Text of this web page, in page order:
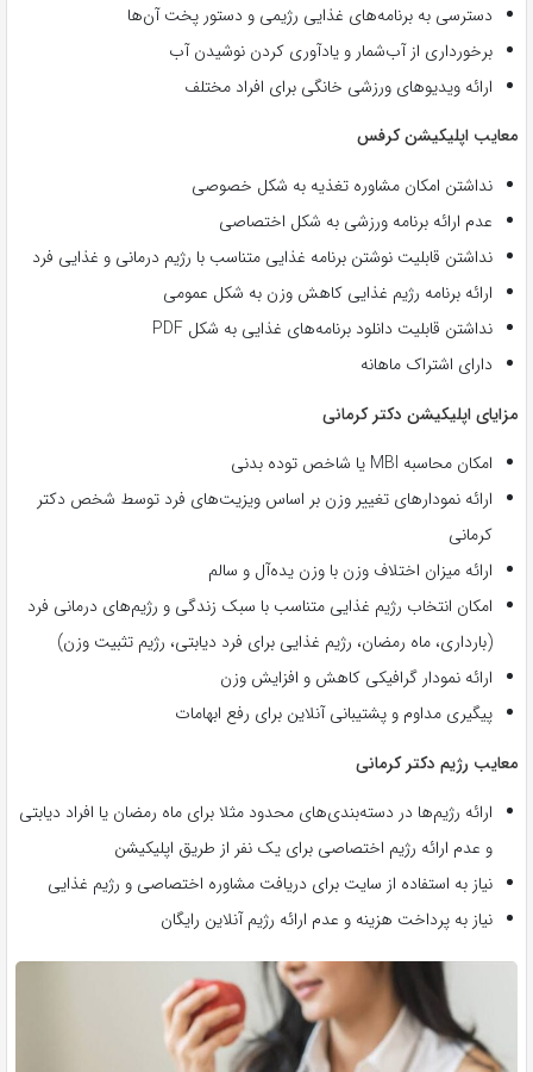
دسترسی به برنامه‌های غذایی رژیمی و دستور پخت آن‌ها
برخورداری از آب‌شمار و یادآوری کردن نوشیدن آب
ارائه ویدیوهای ورزشی خانگی برای افراد مختلف
معایب اپلیکیشن کرفس
نداشتن امکان مشاوره تغذیه به شکل خصوصی
عدم ارائه برنامه ورزشی به شکل اختصاصی
نداشتن قابلیت نوشتن برنامه غذایی متناسب با رژیم درمانی و غذایی فرد
ارائه برنامه رژیم غذایی کاهش وزن به شکل عمومی
نداشتن قابلیت دانلود برنامه‌های غذایی به شکل PDF
دارای اشتراک ماهانه
مزایای اپلیکیشن دکتر کرمانی
امکان محاسبه MBI یا شاخص توده بدنی
ارائه نمودارهای تغییر وزن بر اساس ویزیت‌های فرد توسط شخص دکتر
کرمانی
ارائه میزان اختلاف وزن با وزن یده‌آل و سالم
امکان انتخاب رژیم غذایی متناسب با سبک زندگی و رژیم‌های درمانی فرد
(بارداری، ماه رمضان، رژیم غذایی برای فرد دیابتی، رژیم تثبیت وزن)
ارائه نمودار گرافیکی کاهش و افزایش وزن
پیگیری مداوم و پشتیبانی آنلاین برای رفع ابهامات
معایب رژیم دکتر کرمانی
ارائه رژیم‌ها در دسته‌بندی‌های محدود مثلا برای ماه رمضان یا افراد دیابتی
و عدم ارائه رژیم اختصاصی برای یک نفر از طریق اپلیکیشن
نیاز به استفاده از سایت برای دریافت مشاوره اختصاصی و رژیم غذایی
نیاز به پرداخت هزینه و عدم ارائه رژیم آنلاین رایگان